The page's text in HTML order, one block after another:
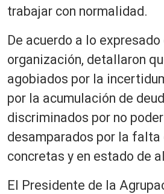
trabajar con normalidad.
De acuerdo a lo expresado
organización, detallaron
agobiados por la
por la acumulación de
discriminados por no
desamparados por la falta
concretas y en estado de
El Presidente de la